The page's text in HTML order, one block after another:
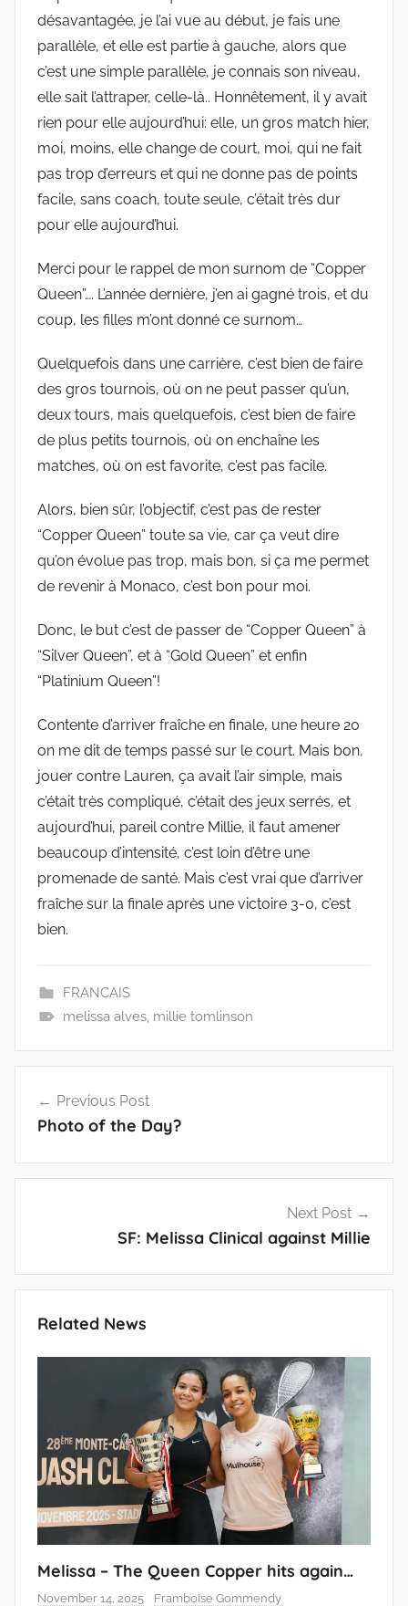
désavantagée, je l’ai vue au début, je fais une
parallèle, et elle est partie à gauche, alors que
c’est une simple parallèle, je connais son niveau,
elle sait l’attraper, celle-là.. Honnêtement, il y avait
rien pour elle aujourd’hui: elle, un gros match hier,
moi, moins, elle change de court, moi, qui ne fait
pas trop d’erreurs et qui ne donne pas de points
facile, sans coach, toute seule, c’était très dur
pour elle aujourd’hui.
Merci pour le rappel de mon surnom de “Copper
Queen”…. L’année dernière, j’en ai gagné trois, et du
coup, les filles m’ont donné ce surnom…
Quelquefois dans une carrière, c’est bien de faire
des gros tournois, où on ne peut passer qu’un,
deux tours, mais quelquefois, c’est bien de faire
de plus petits tournois, où on enchaîne les
matches, où on est favorite, c’est pas facile.
Alors, bien sûr, l’objectif, c’est pas de rester
“Copper Queen” toute sa vie, car ça veut dire
qu’on évolue pas trop, mais bon, si ça me permet
de revenir à Monaco, c’est bon pour moi.
Donc, le but c’est de passer de “Copper Queen” à
“Silver Queen”, et à “Gold Queen” et enfin
“Platinium Queen”!
Contente d’arriver fraîche en finale, une heure 20
on me dit de temps passé sur le court. Mais bon,
jouer contre Lauren, ça avait l’air simple, mais
c’était très compliqué, c’était des jeux serrés, et
aujourd’hui, pareil contre Millie, il faut amener
beaucoup d’intensité, c’est loin d’être une
promenade de santé. Mais c’est vrai que d’arriver
fraîche sur la finale après une victoire 3-0, c’est
bien.
FRANCAIS
melissa alves, millie tomlinson
navigation
Previous Post
Photo of the Day?
Next Post
SF: Melissa Clinical against Millie
Related News
Melissa – The Queen Copper hits again…
November 14, 2025 Framboise Gommendy